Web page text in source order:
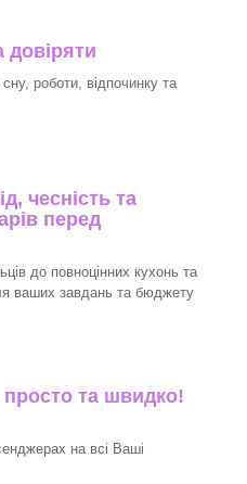
довіряти
роботи, відпочинку та
чесність та
перед
до повноцінних кухонь та
ваших завдань та бюджету
та швидко!
на всі Ваші